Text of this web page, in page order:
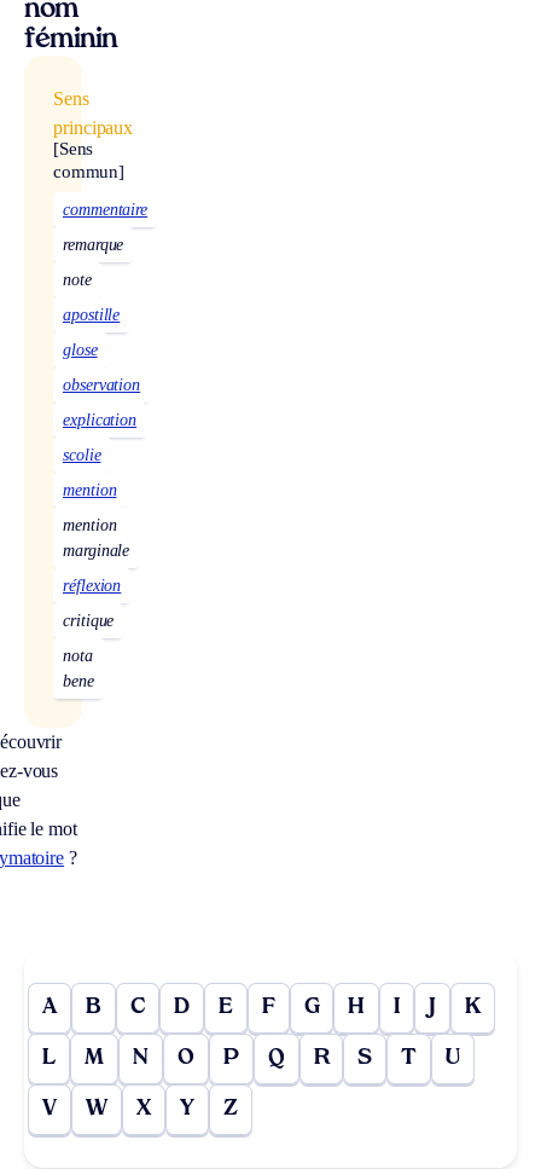
nom
féminin
Sens
principaux
[Sens
commun]
commentaire
remarque
note
apostille
glose
observation
explication
scolie
mention
mention
marginale
réflexion
critique
nota
bene
vous
le mot
?
A B C D E F G H I J K
L M N O P Q R S T U
V W X Y Z